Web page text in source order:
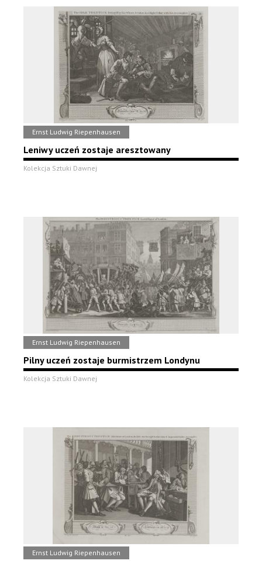
Ernst Ludwig Riepenhausen
Leniwy uczeń zostaje aresztowany
Kolekcja Sztuki Dawnej
Ernst Ludwig Riepenhausen
Pilny uczeń zostaje burmistrzem Londynu
Kolekcja Sztuki Dawnej
Ernst Ludwig Riepenhausen